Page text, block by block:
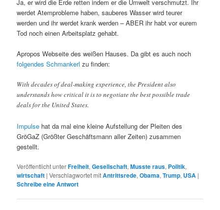
Ja, er wird die Erde retten indem er die Umwelt verschmutzt. Ihr
werdet Atemprobleme haben, sauberes Wasser wird teurer
werden und ihr werdet krank werden – ABER ihr habt vor eurem
Tod noch einen Arbeitsplatz gehabt.
Apropos Webseite des weißen Hauses. Da gibt es auch noch
folgendes Schmankerl zu finden:
With decades of deal-making experience, the President also
understands how critical it is to negotiate the best possible trade
deals for the United States.
Impulse hat da mal eine kleine Aufstellung der Pleiten des
GröGaZ (Größter Geschäftsmann aller Zeiten) zusammen
gestellt.
Veröffentlicht unterFreiheit,Gesellschaft,Musste raus, Politik,
wirtschaft |Verschlagwortet mitAntrittsrede,Obama,Trump, USA |
Schreibe eine Antwort